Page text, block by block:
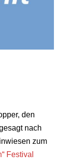
den
nach
zum
Festival